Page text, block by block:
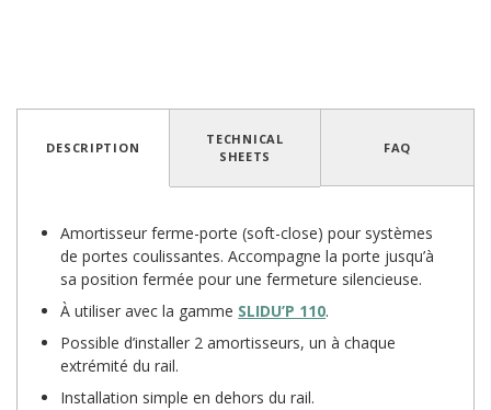
DESCRIPTION
TECHNICAL
SHEETS
FAQ
Amortisseur ferme-porte (soft-close) pour systèmes
de portes coulissantes. Accompagne la porte jusqu’à
sa position fermée pour une fermeture silencieuse.
À utiliser avec la gamme SLIDU’P 110.
Possible d’installer 2 amortisseurs, un à chaque
extrémité du rail.
Installation simple en dehors du rail.